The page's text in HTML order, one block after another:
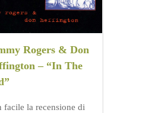
Rogers & Don
– “In The
facile la recensione di